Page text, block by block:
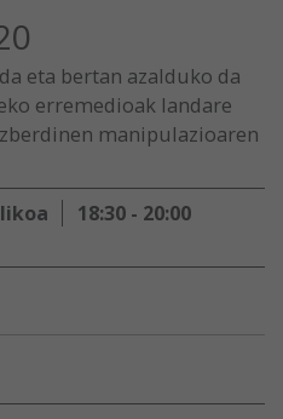
eta bertan azalduko da
erremedioak landare
manipulazioaren
18:30 - 20:00